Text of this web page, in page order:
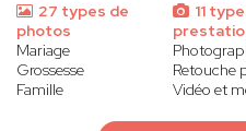
27 types de
photos
Mariage
Grossesse
Famille
11
Retouche
Vidéo et